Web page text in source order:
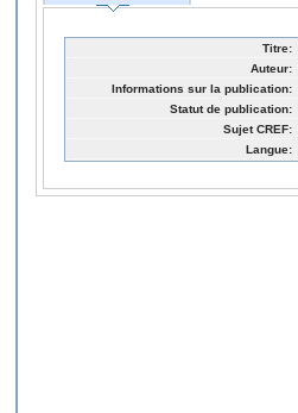
Titre:
Auteur:
Informations sur la publication:
Statut de publication:
Sujet CREF:
Langue: